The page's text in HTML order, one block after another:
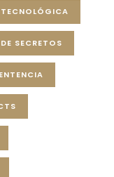
TECNOLÓGICA
SECRETOS